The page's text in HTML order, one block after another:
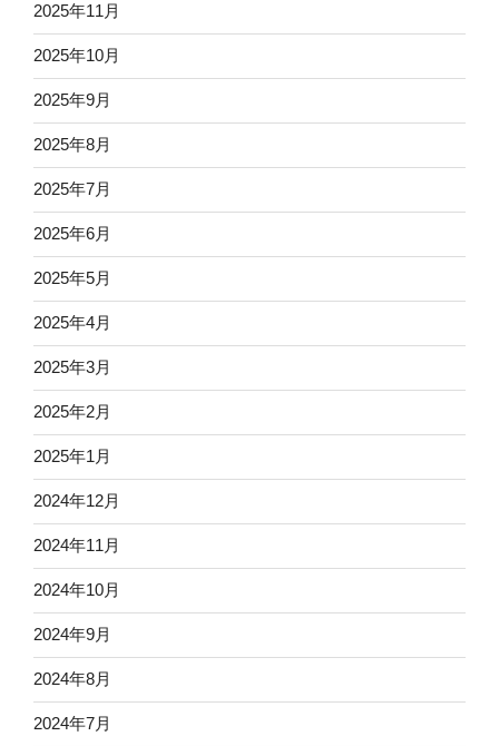
2025年11月
2025年10月
2025年9月
2025年8月
2025年7月
2025年6月
2025年5月
2025年4月
2025年3月
2025年2月
2025年1月
2024年12月
2024年11月
2024年10月
2024年9月
2024年8月
2024年7月